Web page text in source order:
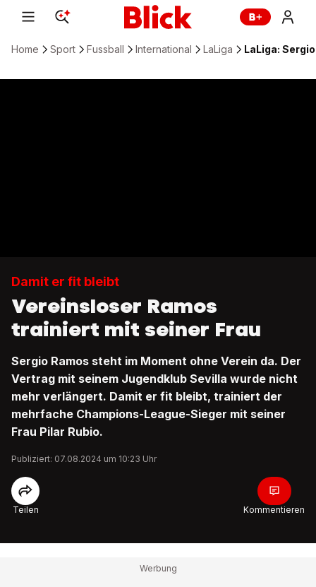
Home Sport Fussball International LaLiga LaLiga:
Damit er fit bleibt
Vereinsloser Ramos
trainiert mit seiner Frau
Sergio Ramos steht im Moment ohne Verein da. Der
Vertrag mit seinem Jugendklub Sevilla wurde nicht
mehr verlängert. Damit er fit bleibt, trainiert der
mehrfache Champions-League-Sieger mit seiner
Frau Pilar Rubio.
Publiziert: 07.08.2024 um 10:23 Uhr
Teilen Kommentieren